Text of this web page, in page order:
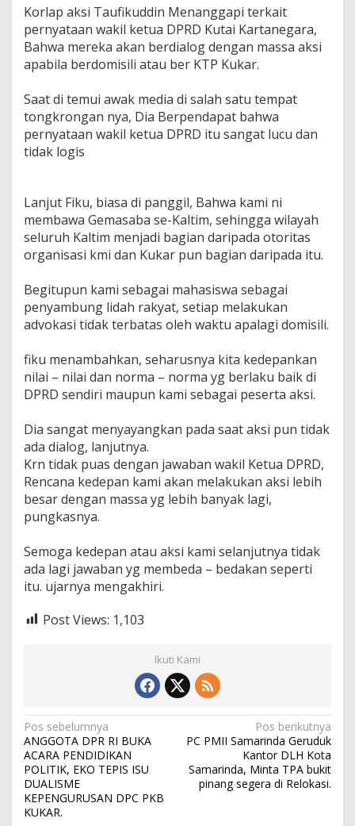
D
A
N
C
A
A
N
G
.
Korlap aksi Taufikuddin Menanggapi terkait
pernyataan wakil ketua DPRD Kutai Kartanegara,
Bahwa mereka akan berdialog dengan massa aksi
apabila berdomisili atau ber KTP Kukar.
Saat di temui awak media di salah satu tempat
tongkrongan nya, Dia Berpendapat bahwa
pernyataan wakil ketua DPRD itu sangat lucu dan
tidak logis
Lanjut Fiku, biasa di panggil, Bahwa kami ni
membawa Gemasaba se-Kaltim, sehingga wilayah
seluruh Kaltim menjadi bagian daripada otoritas
organisasi kmi dan Kukar pun bagian daripada itu.
Begitupun kami sebagai mahasiswa sebagai
penyambung lidah rakyat, setiap melakukan
advokasi tidak terbatas oleh waktu apalagi domisili.
fiku menambahkan, seharusnya kita kedepankan
nilai – nilai dan norma – norma yg berlaku baik di
DPRD sendiri maupun kami sebagai peserta aksi.
Dia sangat menyayangkan pada saat aksi pun tidak
ada dialog, lanjutnya.
Krn tidak puas dengan jawaban wakil Ketua DPRD,
Rencana kedepan kami akan melakukan aksi lebih
besar dengan massa yg lebih banyak lagi,
pungkasnya.
Semoga kedepan atau aksi kami selanjutnya tidak
ada lagi jawaban yg membeda – bedakan seperti
itu. ujarnya mengakhiri.
Post Views: 1,103
Ikuti Kami
N
a
v
i
g
Pos sebelumnya
ANGGOTA DPR RI BUKA
ACARA PENDIDIKAN
POLITIK, EKO TEPIS ISU
DUALISME
KEPENGURUSAN DPC PKB
KUKAR.
Pos berikutnya
PC PMII Samarinda Geruduk
Kantor DLH Kota
Samarinda, Minta TPA bukit
pinang segera di Relokasi.